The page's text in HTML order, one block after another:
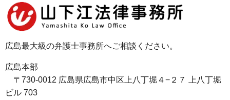
広島最大級の弁護士事務所へご相談ください。
広島本部
〒730-0012 広島県広島市中区上八丁堀４−２７ 上八丁堀
ビル 703